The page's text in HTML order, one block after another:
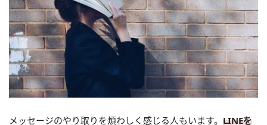
メッセージのやり取りを煩わしく感じる人もいます。 LINEを